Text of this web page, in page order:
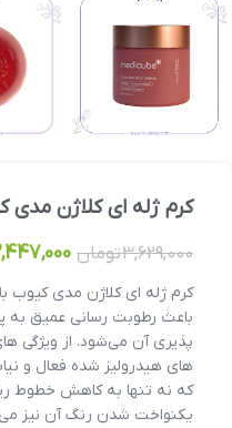
کرم ژله ای کلاژن
3,629,000تومان
کرم ژله ای کلاژن مدی
باعث رطوبت رسانی عمیق به
پذیری آن می‌شود. از ویژگی
های هیدرولیز شده فعال و
که نه تنها به کاهش خطوط
یکنواخت شدن رنگ آن نیز